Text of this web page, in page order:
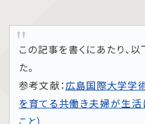
この記事を書くにあたり、
た。
参考文献： 広島国際大学学
を育てる共働き夫婦が生活
こと）